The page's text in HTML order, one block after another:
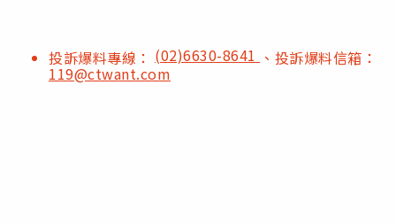
投訴爆料專線： (02)6630-8641 、投訴爆料信箱：
119@ctwant.com